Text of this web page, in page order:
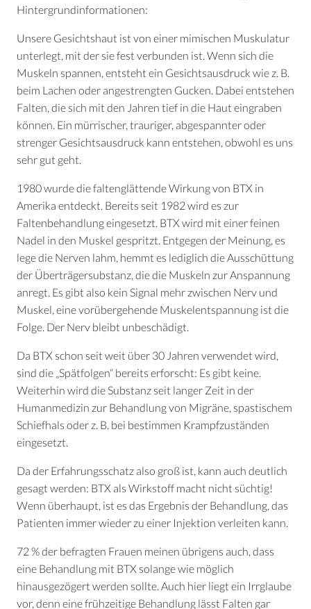
Hintergrundinformationen:
Unsere Gesichtshaut ist von einer mimischen Muskulatur
unterlegt, mit der sie fest verbunden ist. Wenn sich die
Muskeln spannen, entsteht ein Gesichtsausdruck wie z. B.
beim Lachen oder angestrengten Gucken. Dabei entstehen
Falten, die sich mit den Jahren tief in die Haut eingraben
können. Ein mürrischer, trauriger, abgespannter oder
strenger Gesichtsausdruck kann entstehen, obwohl es uns
sehr gut geht.
1980 wurde die faltenglättende Wirkung von BTX in
Amerika entdeckt. Bereits seit 1982 wird es zur
Faltenbehandlung eingesetzt. BTX wird mit einer feinen
Nadel in den Muskel gespritzt. Entgegen der Meinung, es
lege die Nerven lahm, hemmt es lediglich die Ausschüttung
der Überträgersubstanz, die die Muskeln zur Anspannung
anregt. Es gibt also kein Signal mehr zwischen Nerv und
Muskel, eine vorübergehende Muskelentspannung ist die
Folge. Der Nerv bleibt unbeschädigt.
Da BTX schon seit weit über 30 Jahren verwendet wird,
sind die „Spätfolgen“ bereits erforscht: Es gibt keine.
Weiterhin wird die Substanz seit langer Zeit in der
Humanmedizin zur Behandlung von Migräne, spastischem
Schiefhals oder z. B. bei bestimmen Krampfzuständen
eingesetzt.
Da der Erfahrungsschatz also groß ist, kann auch deutlich
gesagt werden: BTX als Wirkstoff macht nicht süchtig!
Wenn überhaupt, ist es das Ergebnis der Behandlung, das
Patienten immer wieder zu einer Injektion verleiten kann.
72 % der befragten Frauen meinen übrigens auch, dass
eine Behandlung mit BTX solange wie möglich
hinausgezögert werden sollte. Auch hier liegt ein Irrglaube
vor, denn eine frühzeitige Behandlung lässt Falten gar